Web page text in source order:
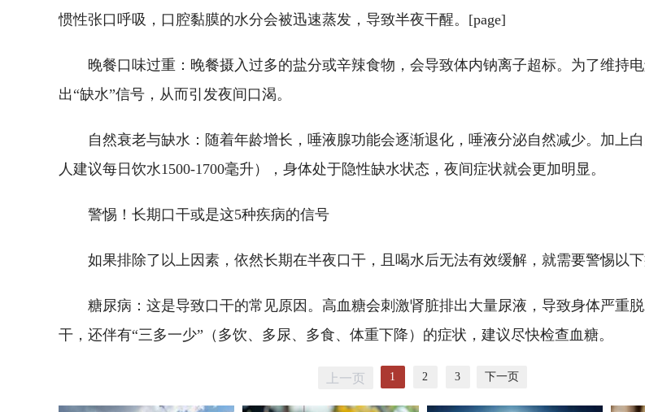
惯性张口呼吸，口腔黏膜的水分会被迅速蒸发，导致半夜干醒。[page]
晚餐口味过重：晚餐摄入过多的盐分或辛辣食物，会导致体内钠离子超标。为了维持
出“缺水”信号，从而引发夜间口渴。
自然衰老与缺水：随着年龄增长，唾液腺功能会逐渐退化，唾液分泌自然减少。加上
人建议每日饮水1500-1700毫升），身体处于隐性缺水状态，夜间症状就会更加明显。
警惕！长期口干或是这5种疾病的信号
如果排除了以上因素，依然长期在半夜口干，且喝水后无法有效缓解，就需要警惕以下
糖尿病：这是导致口干的常见原因。高血糖会刺激肾脏排出大量尿液，导致身体严重
干，还伴有“三多一少”（多饮、多尿、多食、体重下降）的症状，建议尽快检查血糖。
上一页 1 2 3 下一页